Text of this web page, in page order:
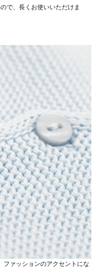
で、長くお使いいただけま
ファッションのアクセントにな